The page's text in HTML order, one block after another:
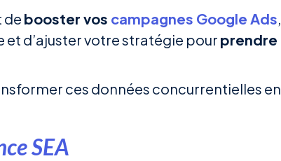
de booster vos campagnes Google Ads,
d’ajuster votre stratégie pour prendre
ces données concurrentielles en
SEA